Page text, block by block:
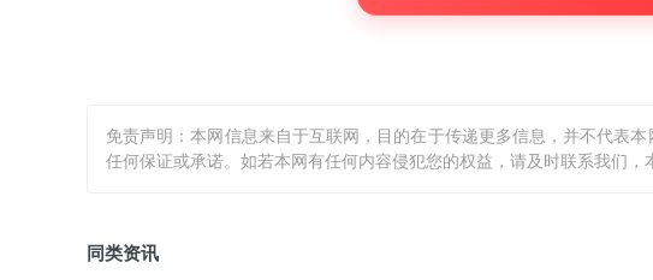
免责声明：本网信息来自于互联网，目的在于传递更多信息，并不代表
任何保证或承诺。如若本网有任何内容侵犯您的权益，请及时联系我们，
同类资讯